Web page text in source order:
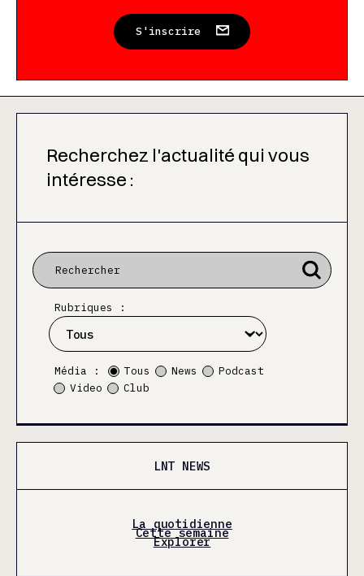
S'inscrire
Recherchez l'actualité qui vous
intéresse :
Rubriques :
Média : Tous News
Podcast
Video
Club
LNT NEWS
La quotidienne
Cette semaine
Explorer